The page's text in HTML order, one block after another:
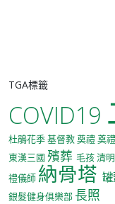
TGA標籤
COVID19
杜鵑花季基督教奠禮奠
東漢三國 殯葬 毛孩清
禮儀師 納骨塔
銀髮健身俱樂部 長照